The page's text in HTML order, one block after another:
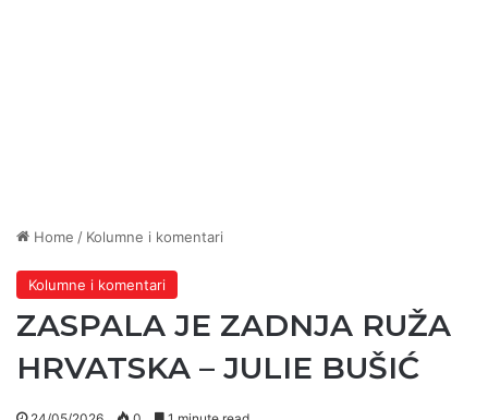
Home / Kolumne i komentari
Kolumne i komentari
ZASPALA JE ZADNJA RUŽA
HRVATSKA – JULIE BUŠIĆ